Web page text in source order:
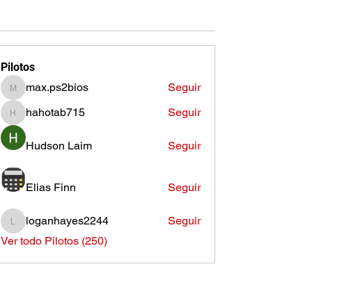
Pilotos
max.ps2bios
max.ps2bios Seguir
hahotab715
hahotab715 Seguir
Hudson Laim Seguir
Elias Finn Seguir
loganhayes2244
loganhayes2244
Seguir
Ver todo Pilotos (250)